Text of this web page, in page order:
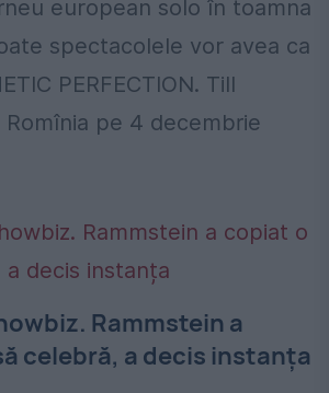
european solo în toamna
spectacolele vor avea ca
PERFECTION. Till
Romînia pe 4 decembrie
Rammstein a
celebră, a decis instanța